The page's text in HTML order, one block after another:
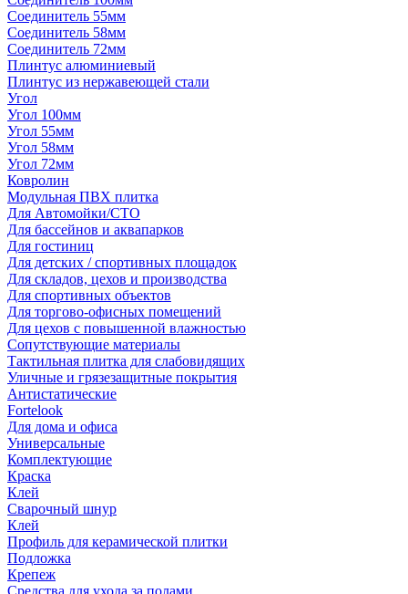
Соединитель 55мм
Соединитель 58мм
Соединитель 72мм
Плинтус алюминиевый
Плинтус из нержавеющей стали
Угол
Угол 100мм
Угол 55мм
Угол 58мм
Угол 72мм
Ковролин
Модульная ПВХ плитка
Для Автомойки/СТО
Для бассейнов и аквапарков
Для гостиниц
Для детских / спортивных площадок
Для складов, цехов и производства
Для спортивных объектов
Для торгово-офисных помещений
Для цехов с повышенной влажностью
Сопутствующие материалы
Тактильная плитка для слабовидящих
Уличные и грязезащитные покрытия
Антистатические
Fortelook
Для дома и офиса
Универсальные
Комплектующие
Краска
Клей
Сварочный шнур
Клей
Профиль для керамической плитки
Подложка
Крепеж
Средства для ухода за полами